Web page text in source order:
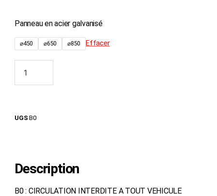
Panneau en acier galvanisé
⌀450 ⌀650 ⌀850 Effacer
UGSB0
Description
B0 : CIRCULATION INTERDITE A TOUT VEHICULE